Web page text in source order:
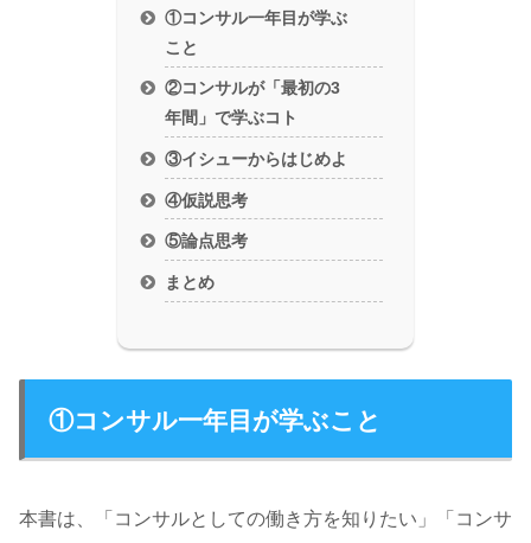
①コンサル一年目が学ぶ
こと
②コンサルが「最初の3
年間」で学ぶコト
③イシューからはじめよ
④仮説思考
⑤論点思考
まとめ
①コンサル一年目が学ぶこと
本書は、「コンサルとしての働き方を知りたい」「コンサ